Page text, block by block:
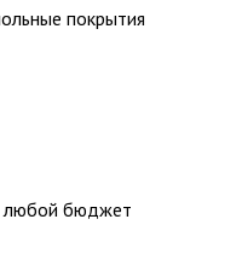
покрытия
любой бюджет